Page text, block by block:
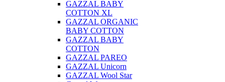
GAZZAL BABY
COTTON XL
GAZZAL ORGANIC
BABY COTTON
GAZZAL BABY
COTTON
GAZZAL PAREO
GAZZAL Unicorn
GAZZAL Wool Star